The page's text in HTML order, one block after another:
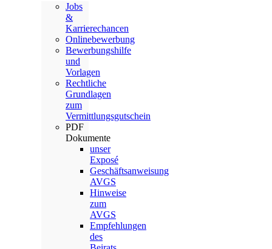
Jobs
&
Karrierechancen
Onlinebewerbung
Bewerbungshilfe
und
Vorlagen
Rechtliche
Grundlagen
zum
Vermittlungsgutschein
PDF
Dokumente
unser
Exposé
Geschäftsanweisung
AVGS
Hinweise
zum
AVGS
Empfehlungen
des